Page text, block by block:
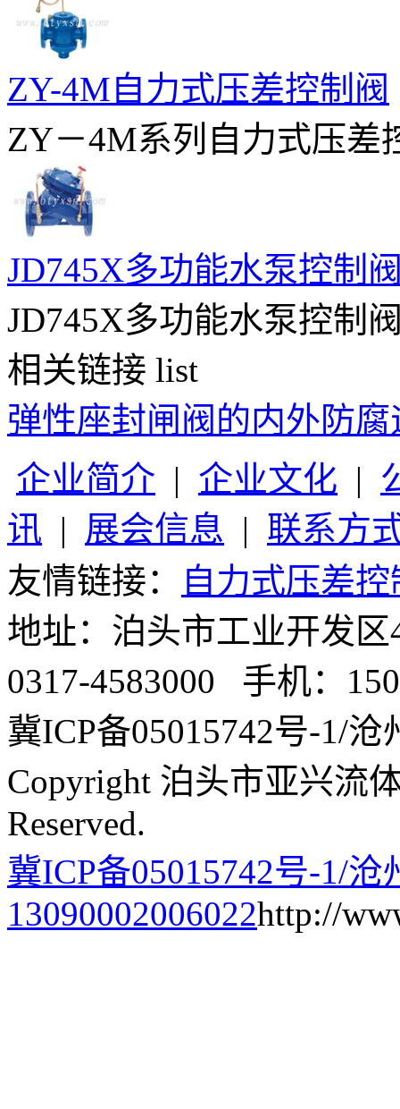
ZY-4M自力式压差控制阀
ZY－4M系列自力式压差
JD745X多功能水泵控制
JD745X多功能水泵控制
相关链接 list
弹性座封闸阀的内外防腐
企业简介 | 企业文化 |
讯 | 展会信息 | 联系方
友情链接：
自力式压差
地址：泊头市工业开发
0317-4583000 手机：
冀ICP备05015742号-1/沧
Copyright 泊头市亚兴流
Reserved.
冀ICP备05015742号-1/沧
13090002006022http://